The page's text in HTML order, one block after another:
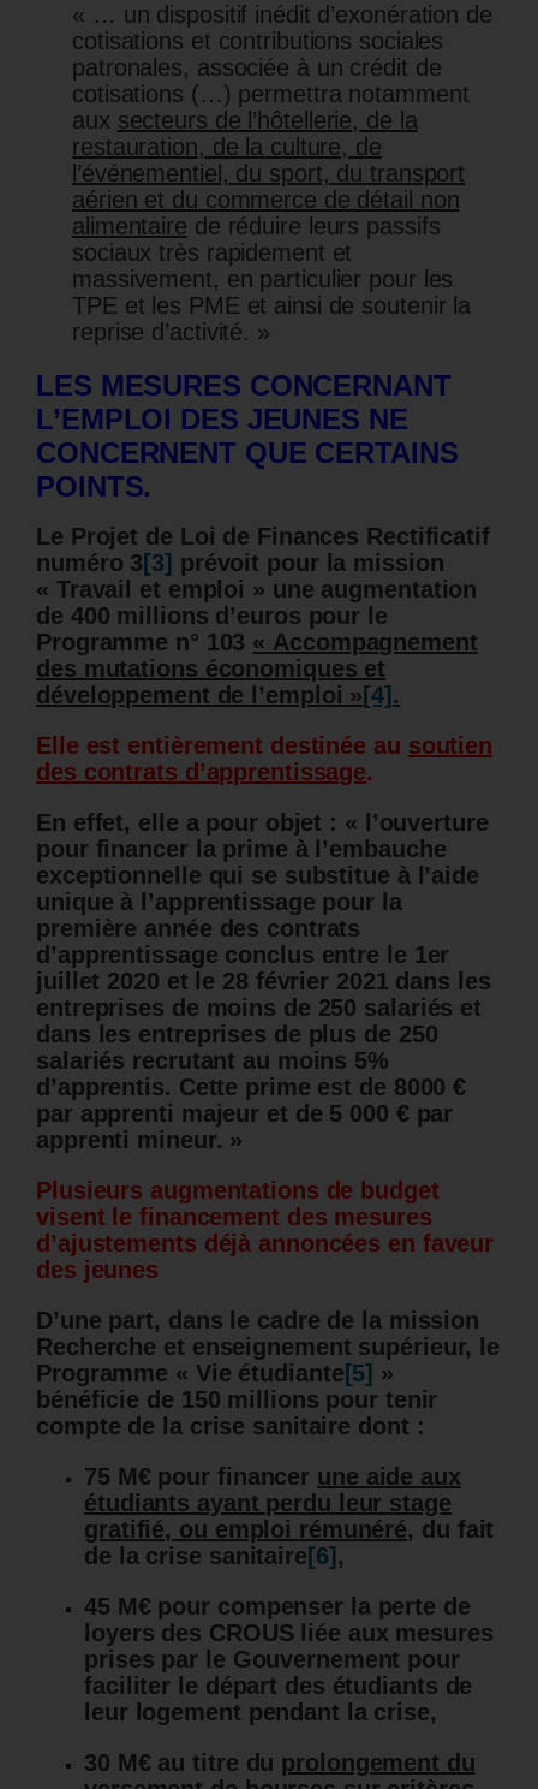
« … un dispositif inédit d’exonération de
cotisations et contributions sociales
patronales, associée à un crédit de
cotisations (…) permettra notamment
aux secteurs de l’hôtellerie, de la
restauration, de la culture, de
l’événementiel, du sport, du transport
aérien et du commerce de détail non
alimentaire de réduire leurs passifs
sociaux très rapidement et
massivement, en particulier pour les
TPE et les PME et ainsi de soutenir la
reprise d’activité. »
LES MESURES CONCERNANT
L’EMPLOI DES JEUNES NE
CONCERNENT QUE CERTAINS
POINTS.
Le Projet de Loi de Finances Rectificatif
numéro 3 [3] prévoit pour la mission
« Travail et emploi » une augmentation
de 400 millions d’euros pour le
Programme n° 103 « Accompagnement
des mutations économiques et
développement de l’emploi » [4] .
Elle est entièrement destinée au soutien
des contrats d’apprentissage.
En effet, elle a pour objet : « l’ouverture
pour financer la prime à l’embauche
exceptionnelle qui se substitue à l’aide
unique à l’apprentissage pour la
première année des contrats
d’apprentissage conclus entre le 1er
juillet 2020 et le 28 février 2021 dans les
entreprises de moins de 250 salariés et
dans les entreprises de plus de 250
salariés recrutant au moins 5%
d’apprentis. Cette prime est de 8000 €
par apprenti majeur et de 5 000 € par
apprenti mineur. »
Plusieurs augmentations de budget
visent le financement des mesures
d’ajustements déjà annoncées en faveur
des jeunes
D’une part, dans le cadre de la mission
Recherche et enseignement supérieur, le
Programme « Vie étudiante [5] »
bénéficie de 150 millions pour tenir
compte de la crise sanitaire dont :
75 M€ pour financer une aide aux
étudiants ayant perdu leur stage
gratifié, ou emploi rémunéré, du fait
de la crise sanitaire [6] ,
45 M€ pour compenser la perte de
loyers des CROUS liée aux mesures
prises par le Gouvernement pour
faciliter le départ des étudiants de
leur logement pendant la crise,
30 M€ au titre du prolongement du